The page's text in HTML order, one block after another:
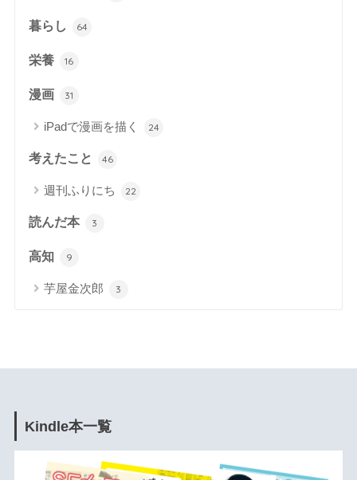
暮らし 64
栄養 16
漫画 31
iPadで漫画を描く 24
考えたこと 46
週刊ふりにち 22
読んだ本 3
高知 9
芋屋金次郎 3
Kindle本一覧